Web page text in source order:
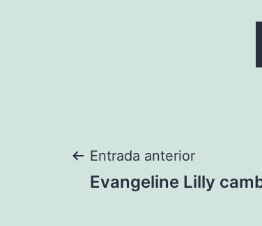
Navegación
Entrada anterior
Evangeline Lilly